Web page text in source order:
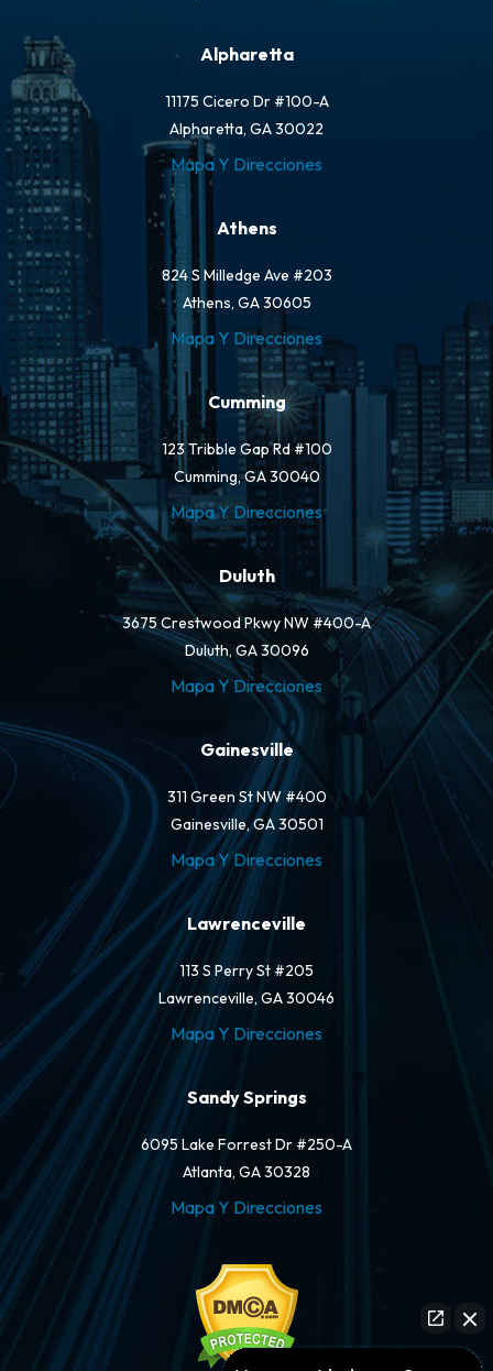
Alpharetta
11175 Cicero Dr #100-A
Alpharetta, GA 30022
Mapa Y Direcciones
Athens
824 S Milledge Ave #203
Athens, GA 30605
Mapa Y Direcciones
Cumming
123 Tribble Gap Rd #100
Cumming, GA 30040
Mapa Y Direcciones
Duluth
3675 Crestwood Pkwy NW #400-A
Duluth, GA 30096
Mapa Y Direcciones
Gainesville
311 Green St NW #400
Gainesville, GA 30501
Mapa Y Direcciones
Lawrenceville
113 S Perry St #205
Lawrenceville, GA 30046
Mapa Y Direcciones
Sandy Springs
6095 Lake Forrest Dr #250-A
Atlanta, GA 30328
Mapa Y Direcciones